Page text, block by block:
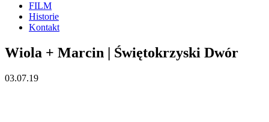
FILM
Historie
Kontakt
Wiola + Marcin | Świętokrzyski Dwór
03.07.19